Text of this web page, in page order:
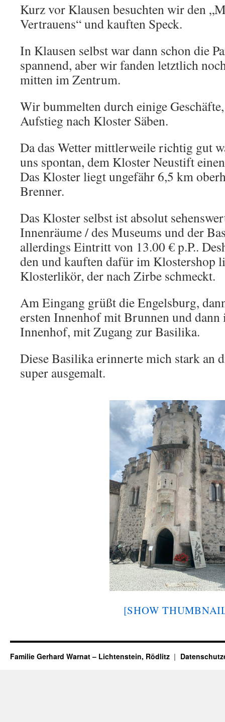
Kurz vor Klausen besuchten wir den
Vertrauens“ und kauften Speck.
In Klausen selbst war dann schon die
spannend, aber wir fanden letztlich
mitten im Zentrum.
Wir bummelten durch einige
Aufstieg nach Kloster Säben.
Da das Wetter mittlerweile richtig gut
uns spontan, dem Kloster Neustift
Das Kloster liegt ungefähr 6,5 km
Brenner.
Das Kloster selbst ist absolut
Innenräume / des Museums und der
allerdings Eintritt von 13.00 € p.P..
den und kauften dafür im Klostershop
Klosterlikör, der nach Zirbe schmeckt.
Am Eingang grüßt die Engelsburg,
ersten Innenhof mit Brunnen und dann
Innenhof, mit Zugang zur Basilika.
Diese Basilika erinnerte mich stark an
super ausgemalt.
[SHOW
Familie Gerhard Warnat – Lichtenstein, Rödlitz